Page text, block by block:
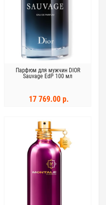
Парфюм для мужчин DIOR
Sauvage EdP 100 мл
17 769.00 р.